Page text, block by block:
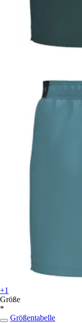
+1
Größe
*
Größentabelle